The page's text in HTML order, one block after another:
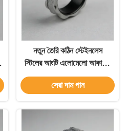
নতুন তৈরি কঠিন স্টেইনলেস
স্টিলের আংটি এলোমেলো আকারের
প্রকারভেদ স্টেইনলেস স্টিলের
গহনার আংটি পুরুষ এবং মহিলাদের
সেরা দাম পান